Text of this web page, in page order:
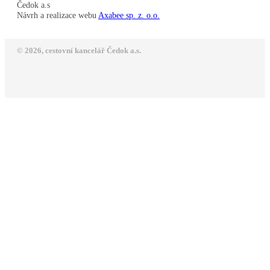
Čedok a.s
Návrh a realizace webu Axabee sp. z. o.o.
© 2026, cestovní kancelář Čedok a.s.